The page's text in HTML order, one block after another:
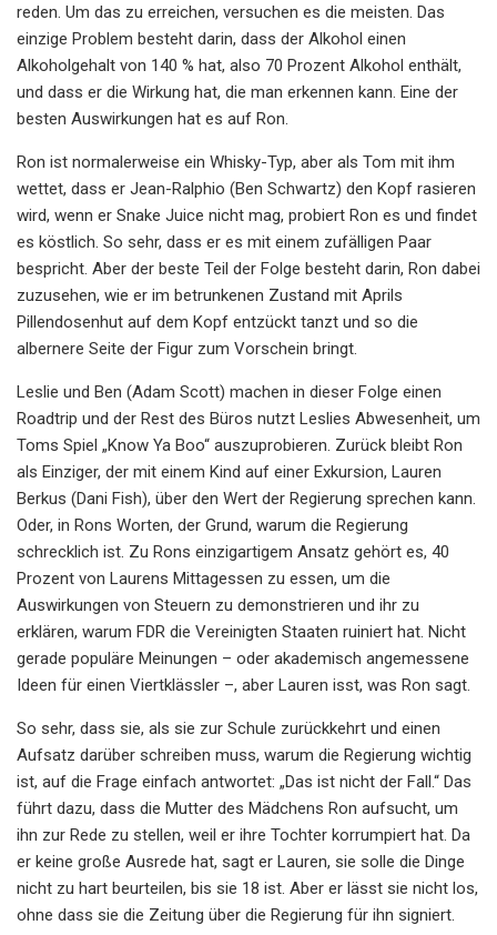
reden. Um das zu erreichen, versuchen es die meisten. Das
einzige Problem besteht darin, dass der Alkohol einen
Alkoholgehalt von 140 % hat, also 70 Prozent Alkohol enthält,
und dass er die Wirkung hat, die man erkennen kann. Eine der
besten Auswirkungen hat es auf Ron.
Ron ist normalerweise ein Whisky-Typ, aber als Tom mit ihm
wettet, dass er Jean-Ralphio (Ben Schwartz) den Kopf rasieren
wird, wenn er Snake Juice nicht mag, probiert Ron es und findet
es köstlich. So sehr, dass er es mit einem zufälligen Paar
bespricht. Aber der beste Teil der Folge besteht darin, Ron dabei
zuzusehen, wie er im betrunkenen Zustand mit Aprils
Pillendosenhut auf dem Kopf entzückt tanzt und so die
albernere Seite der Figur zum Vorschein bringt.
Leslie und Ben (Adam Scott) machen in dieser Folge einen
Roadtrip und der Rest des Büros nutzt Leslies Abwesenheit, um
Toms Spiel „Know Ya Boo“ auszuprobieren. Zurück bleibt Ron
als Einziger, der mit einem Kind auf einer Exkursion, Lauren
Berkus (Dani Fish), über den Wert der Regierung sprechen kann.
Oder, in Rons Worten, der Grund, warum die Regierung
schrecklich ist. Zu Rons einzigartigem Ansatz gehört es, 40
Prozent von Laurens Mittagessen zu essen, um die
Auswirkungen von Steuern zu demonstrieren und ihr zu
erklären, warum FDR die Vereinigten Staaten ruiniert hat. Nicht
gerade populäre Meinungen – oder akademisch angemessene
Ideen für einen Viertklässler –, aber Lauren isst, was Ron sagt.
So sehr, dass sie, als sie zur Schule zurückkehrt und einen
Aufsatz darüber schreiben muss, warum die Regierung wichtig
ist, auf die Frage einfach antwortet: „Das ist nicht der Fall.“ Das
führt dazu, dass die Mutter des Mädchens Ron aufsucht, um
ihn zur Rede zu stellen, weil er ihre Tochter korrumpiert hat. Da
er keine große Ausrede hat, sagt er Lauren, sie solle die Dinge
nicht zu hart beurteilen, bis sie 18 ist. Aber er lässt sie nicht los,
ohne dass sie die Zeitung über die Regierung für ihn signiert.